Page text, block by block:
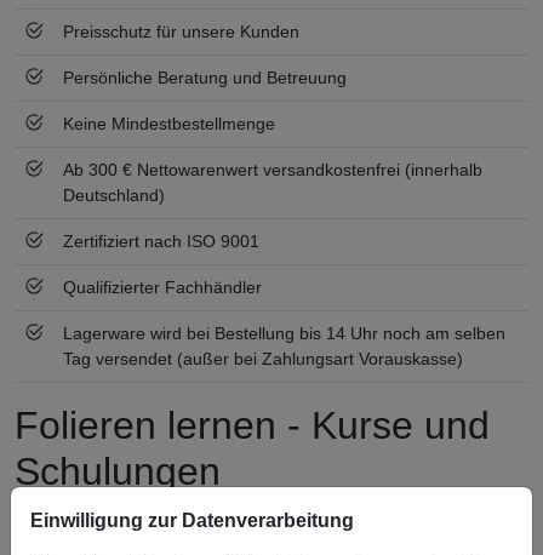
Preisschutz für unsere Kunden
Persönliche Beratung und Betreuung
Keine Mindestbestellmenge
Ab 300 € Nettowarenwert versandkostenfrei (innerhalb
Deutschland)
Zertifiziert nach ISO 9001
Qualifizierter Fachhändler
Lagerware wird bei Bestellung bis 14 Uhr noch am selben
Tag versendet (außer bei Zahlungsart Vorauskasse)
Folieren lernen - Kurse und
Schulungen
In unseren Kursen können Sie das richtige und profesionelle
Einwilligung zur Datenverarbeitung